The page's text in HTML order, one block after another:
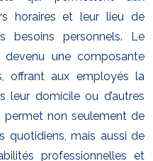
horaires et leur lieu de
besoins personnels. Le
devenu une composante
offrant aux employés la
leur domicile ou d’autres
permet non seulement de
quotidiens, mais aussi de
professionnelles et